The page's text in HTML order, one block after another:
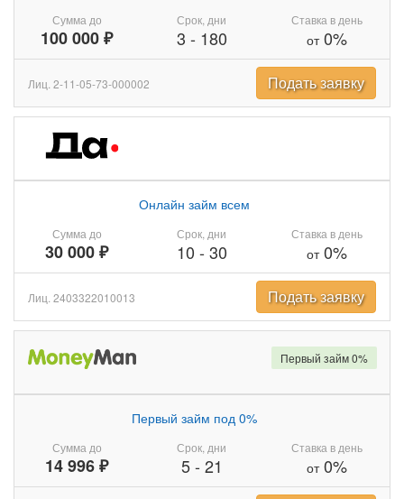
Сумма до
100 000 ₽
Срок, дни
3 - 180
Ставка в день
от0%
Лиц. 2-11-05-73-000002 Подать заявку
Сумма до
30 000 ₽
Онлайн займ всем
Срок, дни
10 - 30
Ставка в день
от0%
Лиц. 2403322010013 Подать заявку
Сумма до
14 996 ₽
Первый займ под 0%
Срок, дни
5- 21
Ставка в день
от0%
Первый займ 0%